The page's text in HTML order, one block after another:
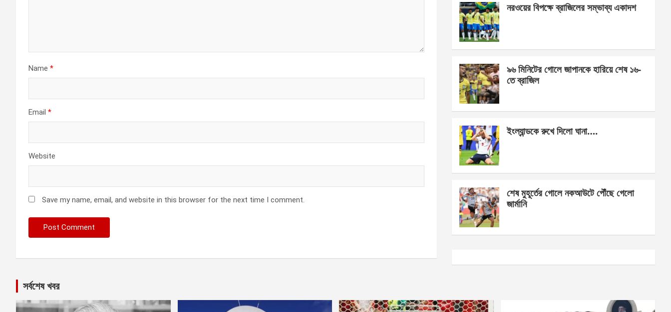
Name *
Email *
Website
Save my name, email, and website in this browser for the next time I comment.
b
o
o
k
n
g
er
s
e
নরওয়ের বিপক্ষে ব্রাজিলের সম্ভাব্য একাদশ
৯৬ মিনিটের গোলে জাপানকে হারিয়ে শেষ ১৬-
তে ব্রাজিল
ইংল্যান্ডকে রুখে দিলো ঘানা….
শেষ মুহূর্তের গোলে নকআউটে পৌঁছে গেলো
জার্মানি
সর্বশেষ খবর